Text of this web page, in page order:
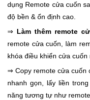
dụng Remote cửa cuốn
độ bền & ổn định cao.
⇒ Làm thêm remote
remote cửa cuốn, làm
khóa điều khiển cửa
⇒ Copy remote cửa cuốn
nhanh gọn, lấy liền
năng tương tự như